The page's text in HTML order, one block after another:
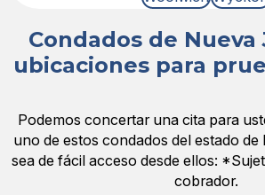
Condados de Nueva
ubicaciones para
Podemos concertar una cita para
uno de estos condados del estado
sea de fácil acceso desde ellos:
cobrador.